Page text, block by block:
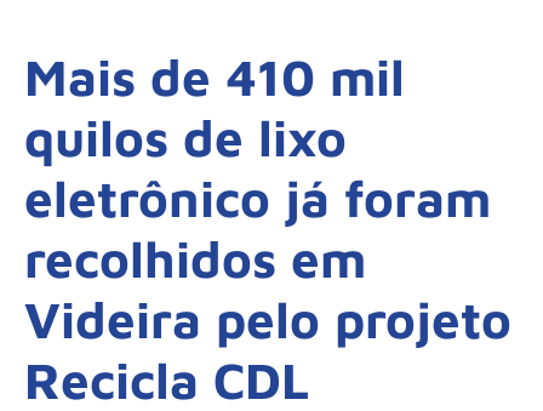
Mais de 410 mil
quilos de lixo
eletrônico já foram
recolhidos em
Videira pelo projeto
Recicla CDL